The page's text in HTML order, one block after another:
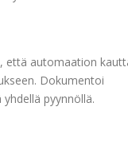
että automaation
Dokumentoi
pyynnöllä.